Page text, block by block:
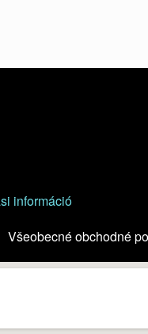
információ
Všeobecné obchodné